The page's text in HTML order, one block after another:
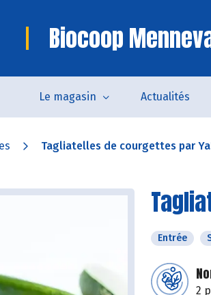
Biocoop
Le magasin Actualités
Tagliatelles de courgettes par
Entrée
2